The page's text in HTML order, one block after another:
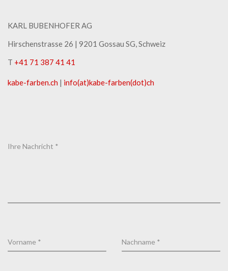
KARL BUBENHOFER AG
Hirschenstrasse 26 | ​9201 Gossau SG, Schweiz
T +41 71 387 41 41
kabe-​farben.ch | info(at)kabe-​farben(dot)ch